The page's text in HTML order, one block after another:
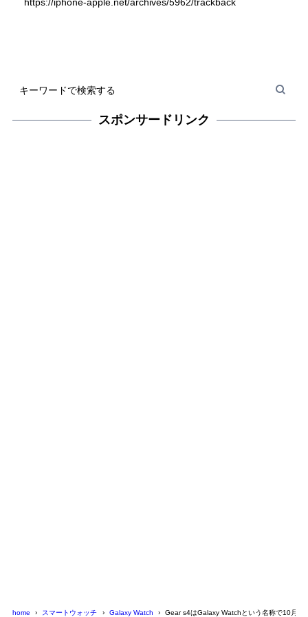
スポンサードリンク
home スマートウォッチ Galaxy Watch Gear s4はGalaxy Watchという名称で10月に